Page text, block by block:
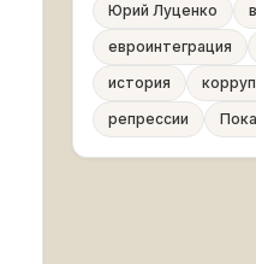
Юрий Луценко
евроинтеграция
история
репрессии